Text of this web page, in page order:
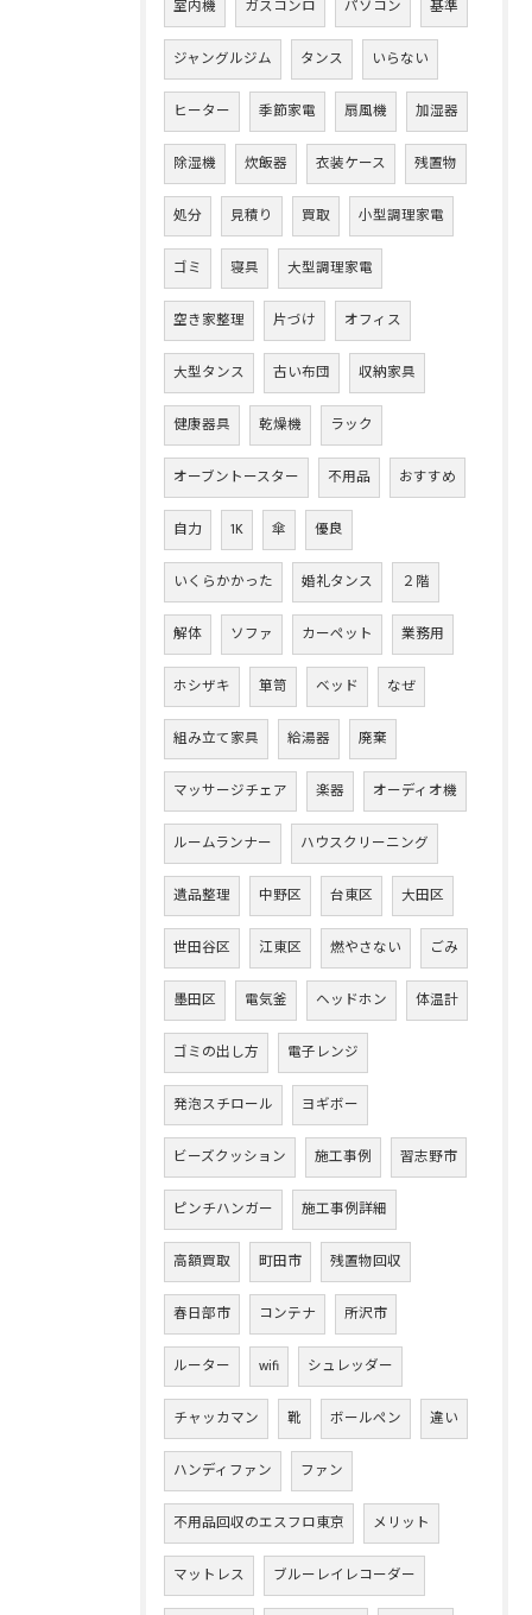
室内機 ガスコンロ パソコン 基準
ジャングルジム タンス いらない
ヒーター 季節家電 扇風機 加湿器
除湿機 炊飯器 衣装ケース 残置物
処分 見積り 買取 小型調理家電
ゴミ 寝具 大型調理家電
空き家整理 片づけ オフィス
大型タンス 古い布団 収納家具
健康器具 乾燥機 ラック
オーブントースター 不用品 おすすめ
自力 1K 傘 優良
いくらかかった 婚礼タンス ２階
解体 ソファ カーペット 業務用
ホシザキ 箪笥 ベッド なぜ
組み立て家具 給湯器 廃棄
マッサージチェア 楽器 オーディオ機
ルームランナー ハウスクリーニング
遺品整理 中野区 台東区 大田区
世田谷区 江東区 燃やさない ごみ
墨田区 電気釜 ヘッドホン 体温計
ゴミの出し方 電子レンジ
発泡スチロール ヨギボー
ビーズクッション 施工事例 習志野市
ピンチハンガー 施工事例詳細
高額買取 町田市 残置物回収
春日部市 コンテナ 所沢市
ルーター wifi シュレッダー
チャッカマン 靴 ボールペン 違い
ハンディファン ファン
不用品回収のエスフロ東京 メリット
マットレス ブルーレイレコーダー